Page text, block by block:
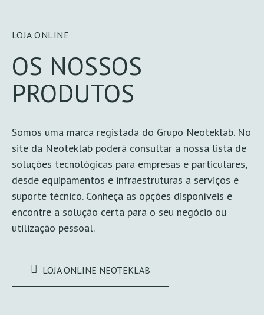
LOJA ONLINE
OS NOSSOS
PRODUTOS
Somos uma marca registada do Grupo Neoteklab. No
site da Neoteklab poderá consultar a nossa lista de
soluções tecnológicas para empresas e particulares,
desde equipamentos e infraestruturas a serviços e
suporte técnico. Conheça as opções disponíveis e
encontre a solução certa para o seu negócio ou
utilização pessoal.
LOJA ONLINE NEOTEKLAB